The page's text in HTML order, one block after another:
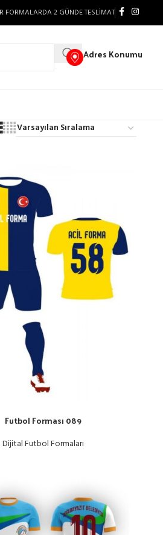
FORMALARDA 2 GÜNDE TESLİMAT
Adres Konumu
Futbol Forması 089
Dijital Futbol Formaları